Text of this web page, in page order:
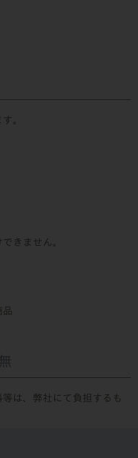
。
きません。
品
は、弊社にて負担するも